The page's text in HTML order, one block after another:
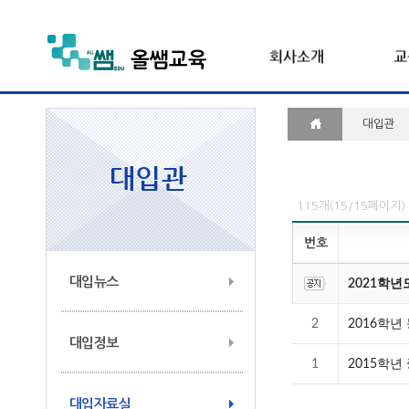
대입뉴스
대입정보
대입자료실
대입관
115개(15/15페이지)
번호
2021학년
2 2016학년
1 2015학년